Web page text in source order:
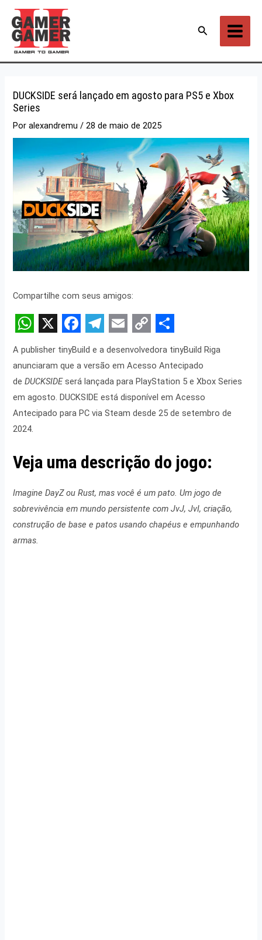
para
conteúdo
Pesquisar
DUCKSIDE será lançado em agosto para PS5 e Xbox
Series
Poralexandremu/28 de maio de 2025
Compartilhe com seus amigos:
W
h
a
t
s
A
p
p
X F
a
c
e
b
o
k
T
e
l
e
g
a
m
E
m
a
i
l
C
o
p
y
L
n
k
S
h
a
r
e
A publisher tinyBuild e a desenvolvedora tinyBuild Riga
anunciaram que a versão em Acesso Antecipado
deDUCKSIDEserá lançada para PlayStation 5 e Xbox Series
em agosto. DUCKSIDE está disponível em Acesso
Antecipado para PC via Steam desde 25 de setembro de
2024.
Veja uma descrição do jogo:
Imagine DayZ ou Rust, mas você é um pato. Um jogo de
sobrevivência em mundo persistente com JvJ, JvI, criação,
construção de base e patos usando chapéus e empunhando
armas.